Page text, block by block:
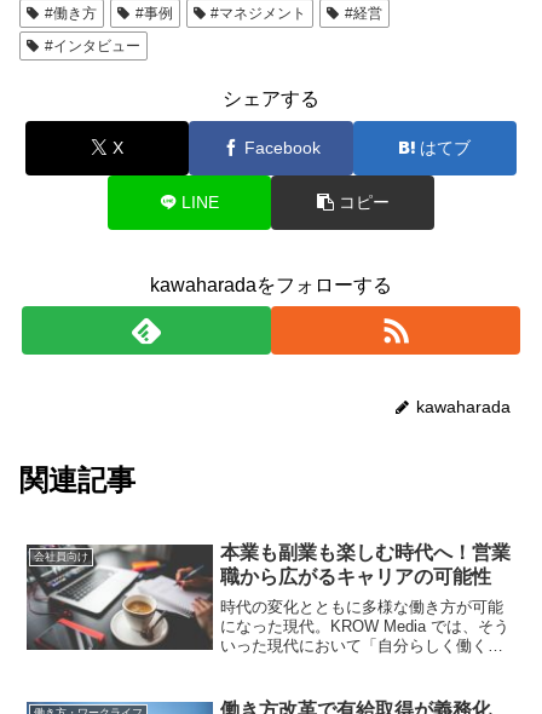
#働き方
#事例 #マネジメント
#経営
#インタビュー
シェアする
X Facebook はてブ
LINE コピー
kawaharadaをフォローする
kawaharada
関連記事
会社員向け
本業も副業も楽しむ時代へ！営業
職から広がるキャリアの可能性
時代の変化とともに多様な働き方が可能
になった現代。KROW Media では、そう
いった現代において「自分らしく働く」
にとって「一つの選択肢が増える」そん
働き方改革で有給取得が義務化